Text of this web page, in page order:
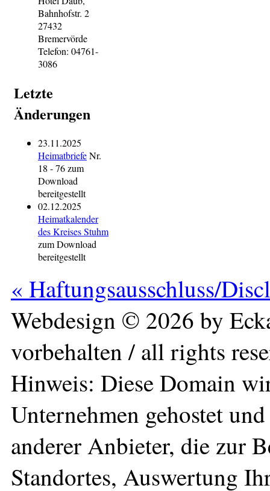
Bahnhofstr. 2
27432
Bremervörde
Telefon: 04761-
3086
Letzte
Änderungen
23.11.2025
HeimatbriefeNr.
18 - 76 zum
Download
bereitgestellt
02.12.2025
Heimatkalender
des Kreises Stuhm
zum Download
bereitgestellt
« Haftungsausschluss/
Webdesign © 2026 by
vorbehalten / all rights
Hinweis: Diese Domain
Unternehmen gehostet
anderer Anbieter, die zur
Standortes, Auswertung